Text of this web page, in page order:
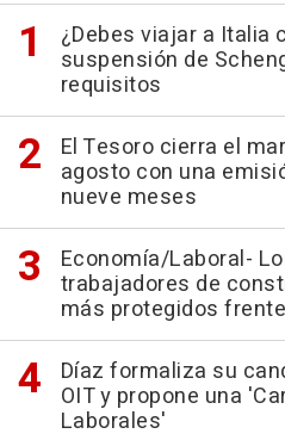
¿Debes viajar a Italia
suspensión de
requisitos
El Tesoro cierra el
agosto con una
nueve meses
Economía/Laboral-
trabajadores de
más protegidos
Díaz formaliza su
OIT y propone una
Laborales'